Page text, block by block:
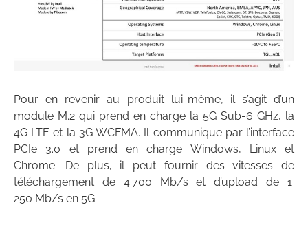
Pour en revenir au produit lui-même, il s’agit d’un
module M.2 qui prend en charge la 5G Sub-6 GHz, la
4G LTE et la 3G WCFMA. Il communique par l’interface
PCIe 3.0 et prend en charge Windows, Linux et
Chrome. De plus, il peut fournir des vitesses de
téléchargement de 4 700 Mb/s et d’upload de 1
250 Mb/s en 5G.